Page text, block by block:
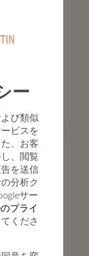
ー・ムーンフェイ
- ホワイトゴールド
ー
び類似
ビスを
、お客
、閲覧
を送信
分析ク
サー
プライ
くださ